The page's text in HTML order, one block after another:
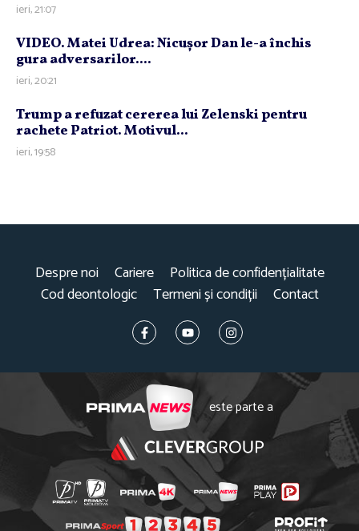
ieri, 21:07
VIDEO. Matei Udrea: Nicuşor Dan le-a închis
gura adversarilor....
ieri, 20:21
Trump a refuzat cererea lui Zelenski pentru
rachete Patriot. Motivul...
ieri, 19:58
Despre noi Cariere
Politica de confidențialitate
Cod deontologic
Termeni și condiții Contact
este parte a